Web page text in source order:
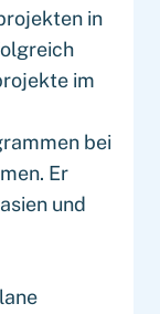
in
im
bei
Er
und